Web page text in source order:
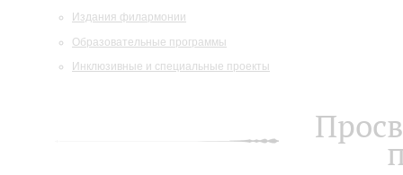
Издания филармонии
Образовательные программы
Инклюзивные и специальные проекты